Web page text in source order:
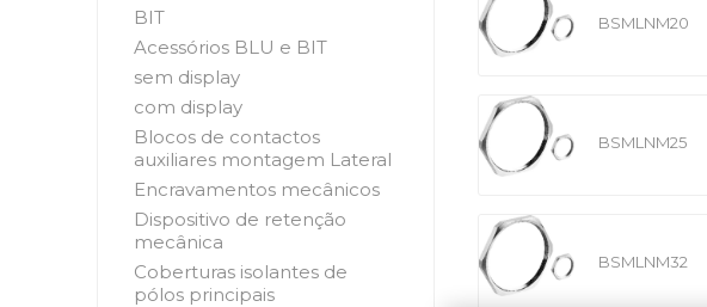
BSMLNM20
BSMLNM25
BSMLNM32
BIT
Acessórios BLU e BIT
sem display
com display
Blocos de contactos
auxiliares montagem Lateral
Encravamentos mecânicos
Dispositivo de retenção
mecânica
Coberturas isolantes de
pólos principais